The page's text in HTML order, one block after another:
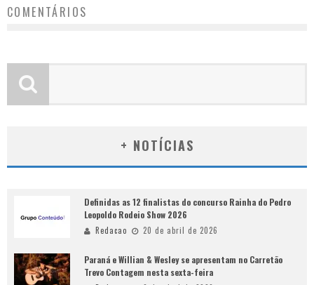
COMENTÁRIOS
+ NOTÍCIAS
Definidas as 12 finalistas do concurso Rainha do Pedro
Leopoldo Rodeio Show 2026
Redacao 20 de abril de 2026
Paraná e Willian & Wesley se apresentam no Carretão
Trevo Contagem nesta sexta-feira